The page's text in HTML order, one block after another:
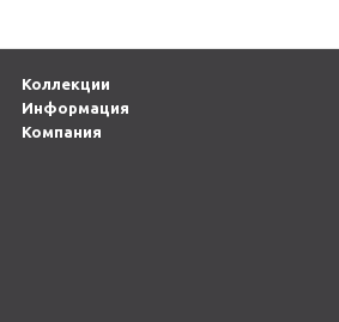
Коллекции
Информация
Компания